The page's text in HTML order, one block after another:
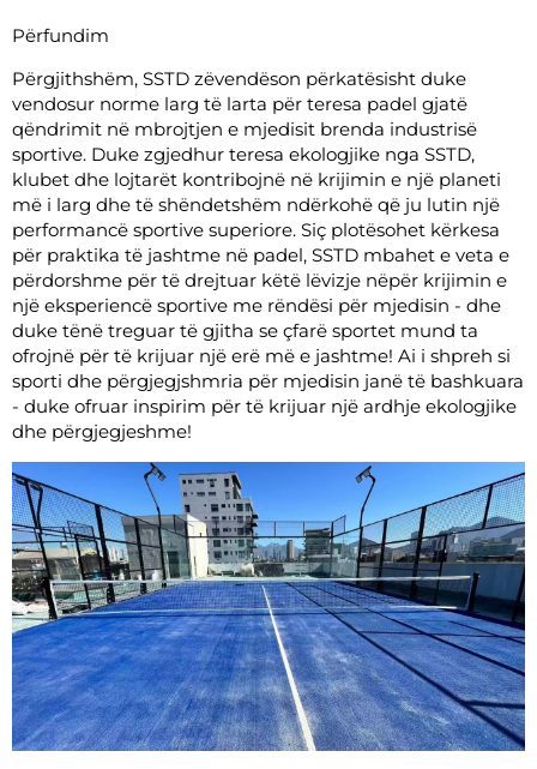
Përfundim
Përgjithshëm, SSTD zëvendëson përkatësisht duke
vendosur norme larg të larta për teresa padel gjatë
qëndrimit në mbrojtjen e mjedisit brenda industrisë
sportive. Duke zgjedhur teresa ekologjike nga SSTD,
klubet dhe lojtarët kontribojnë në krijimin e një planeti
më i larg dhe të shëndetshëm ndërkohë që ju lutin një
performancë sportive superiore. Siç plotësohet kërkesa
për praktika të jashtme në padel, SSTD mbahet e veta e
përdorshme për të drejtuar këtë lëvizje nëpër krijimin e
një eksperiencë sportive me rëndësi për mjedisin - dhe
duke tënë treguar të gjitha se çfarë sportet mund ta
ofrojnë për të krijuar një erë më e jashtme! Ai i shpreh si
sporti dhe përgjegjshmria për mjedisin janë të bashkuara
- duke ofruar inspirim për të krijuar një ardhje ekologjike
dhe përgjegjeshme!